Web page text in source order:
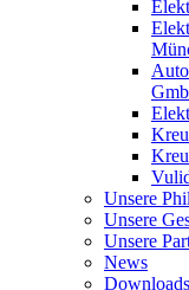
Unsere
Unsere
Unsere
News
Downloads